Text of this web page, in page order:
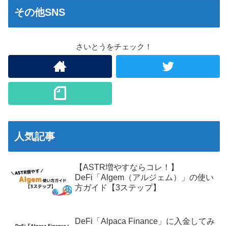
その他SNS
さいとうをチェック！
人気記事
【ASTR増やすならコレ！】
DeFi「Algem（アルジェム）」の使い
方ガイド【3ステップ】
DeFi「Alpaca Finance」に入金してみ